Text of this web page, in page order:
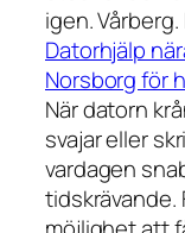
igen. Vårberg.
Datorhjälp
Norsborg för
När datorn
svajar eller
vardagen
tidskrävande.